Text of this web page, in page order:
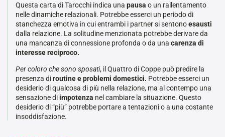
Questa carta di Tarocchi indica una pausa o un rallentamento
nelle dinamiche relazionali. Potrebbe esserci un periodo di
stanchezza emotiva in cui entrambi i partner si sentonoesausti
dalla relazione. La solitudine menzionata potrebbe derivare da
una mancanza di connessione profonda o da una carenza di
interesse reciproco.
Per coloro che sono sposati, il Quattro di Coppe può predire la
presenza diroutine e problemi domestici. Potrebbe esserci un
desiderio di qualcosa di più nella relazione, ma al contempo una
sensazione diimpotenza nel cambiare la situazione. Questo
desiderio di “più” potrebbe portare a tentazioni o a una costante
insoddisfazione.